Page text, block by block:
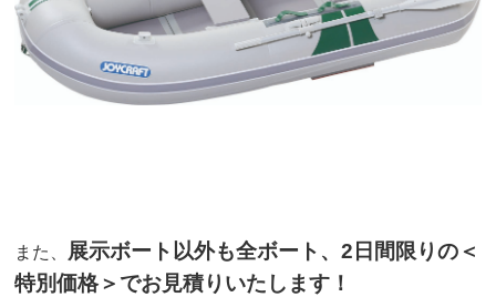
また、 展示ボート以外も全ボート、2日間限りの＜
特別価格＞でお見積りいたします！